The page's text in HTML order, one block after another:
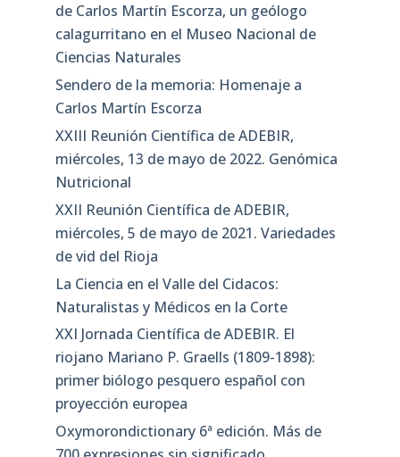
de Carlos Martín Escorza, un geólogo
calagurritano en el Museo Nacional de
Ciencias Naturales
Sendero de la memoria: Homenaje a
Carlos Martín Escorza
XXIII Reunión Científica de ADEBIR,
miércoles, 13 de mayo de 2022. Genómica
Nutricional
XXII Reunión Científica de ADEBIR,
miércoles, 5 de mayo de 2021. Variedades
de vid del Rioja
La Ciencia en el Valle del Cidacos:
Naturalistas y Médicos en la Corte
XXI Jornada Científica de ADEBIR. El
riojano Mariano P. Graells (1809-1898):
primer biólogo pesquero español con
proyección europea
Oxymorondictionary 6ª edición. Más de